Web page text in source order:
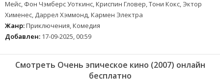
Мейс, Фон Чэмберс Уоткинс, Криспин Гловер, Тони Кокс, Эктор
Хименес, Даррел Хэммонд, Кармен Электра
Жанр:Приключения, Комедия
Добавлен: 17-09-2025, 00:59
Смотреть Очень эпическое кино (2007) онлайн
бесплатно